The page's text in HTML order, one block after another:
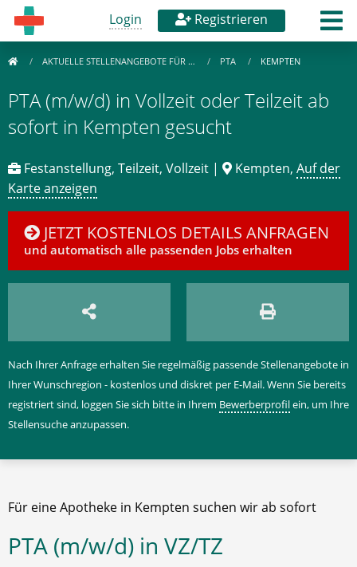
Login Registrieren
AKTUELLE STELLENANGEBOTE FÜR … PTA KEMPTEN
PTA (m/w/d) in Vollzeit oder Teilzeit ab
sofort in Kempten gesucht
Festanstellung, Teilzeit, Vollzeit | Kempten, Auf der
Karte anzeigen
JETZT KOSTENLOS DETAILS ANFRAGEN
und automatisch alle passenden Jobs erhalten
Nach Ihrer Anfrage erhalten Sie regelmäßig passende Stellenangebote in
Ihrer Wunschregion - kostenlos und diskret per E-Mail. Wenn Sie bereits
registriert sind, loggen Sie sich bitte in Ihrem Bewerberprofilein, um Ihre
Stellensuche anzupassen.
Für eine Apotheke in Kempten suchen wir ab sofort
PTA (m/w/d) in VZ/TZ